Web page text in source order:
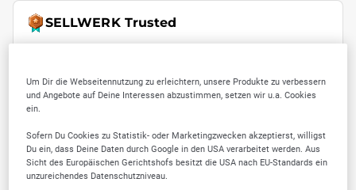
SELLWERK Trusted
3
Um Dir die Webseitennutzung zu erleichtern, unsere Produkte zu verbessern
und Angebote auf Deine Interessen abzustimmen, setzen wir u.a. Cookies
ein.
Sofern Du Cookies zu Statistik- oder Marketingzwecken akzeptierst, willigst
Du ein, dass Deine Daten durch Google in den USA verarbeitet werden. Aus
Sicht des Europäischen Gerichtshofs besitzt die USA nach EU-Standards ein
unzureichendes Datenschutzniveau.